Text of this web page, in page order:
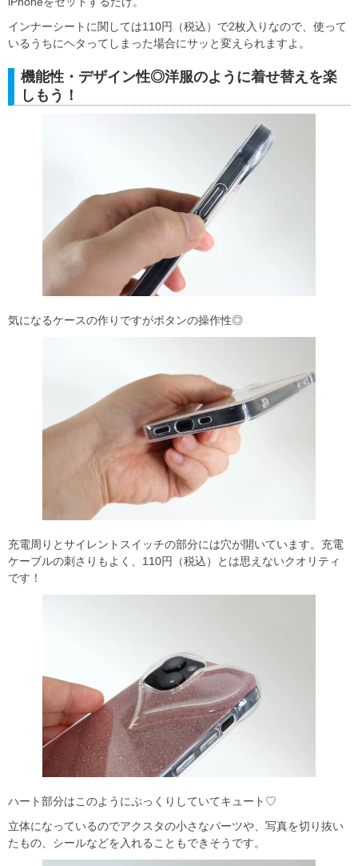
インナーシートに関しては110円（税込）で2枚入りなので、使って
いるうちにヘタってしまった場合にサッと変えられますよ。
機能性・デザイン性◎洋服のように着せ替えを楽
しもう！
気になるケースの作りですがボタンの操作性◎
充電周りとサイレントスイッチの部分には穴が開いています。充電
ケーブルの刺さりもよく、110円（税込）とは思えないクオリティ
です！
ハート部分はこのようにぷっくりしていてキュート♡
立体になっているのでアクスタの小さなパーツや、写真を切り抜い
たもの、シールなどを入れることもできそうです。